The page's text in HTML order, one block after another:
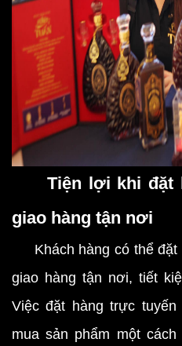
Tiện lợi khi đặt
giao hàng tận nơi
Khách hàng có thể đặt
giao hàng tận nơi, tiết
Việc đặt hàng trực
mua sản phẩm một